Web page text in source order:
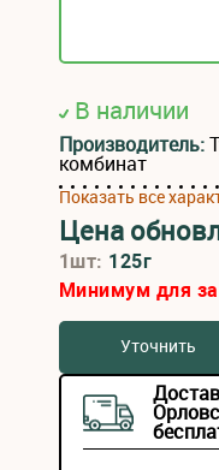
В наличии
Производитель:
комбинат
Показать все
Цена
1шт: 125г
Минимум для
Уточнить